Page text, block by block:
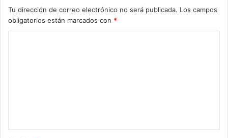
Tu dirección de correo electrónico no será publicada. Los campos
obligatorios están marcados con *